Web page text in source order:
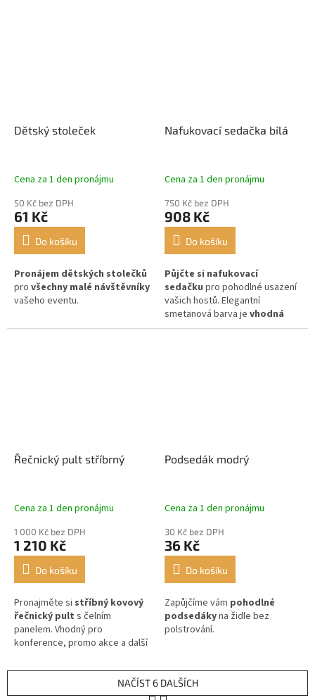
Dětský stoleček
Cena za 1 den pronájmu
50 Kč bez DPH
61 Kč
Do košíku
Pronájem dětských stolečků
pro všechny malé návštěvníky
vašeho eventu.
Nafukovací sedačka bílá
Cena za 1 den pronájmu
750 Kč bez DPH
908 Kč
Do košíku
Půjčte si nafukovací
sedačku pro pohodlné usazení
vašich hostů. Elegantní
smetanová barva je vhodná
pro každou akci.
Řečnický pult stříbrný
Cena za 1 den pronájmu
1 000 Kč bez DPH
1 210 Kč
Do košíku
Pronajměte si stříbný kovový
řečnický pult s čelním
panelem. Vhodný pro
konference, promo akce a další
prezentovat řečníci.
Podsedák modrý
Cena za 1 den pronájmu
30 Kč bez DPH
36 Kč
Do košíku
Zapůjčíme vám pohodlné
podsedákyna židle bez
polstrování.
NAČÍST 6 DALŠÍCH